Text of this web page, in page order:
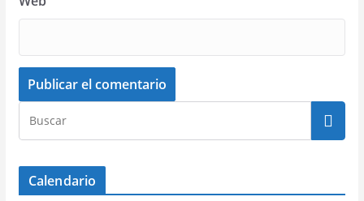
Calendario